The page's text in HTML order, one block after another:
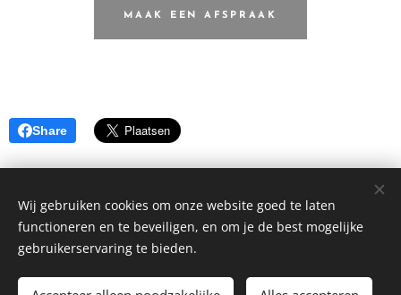
MAAK EEN AFSPRAAK
Share
Hofstraat 25 8261 BW Kampen
Alle rechten voorbehouden 2019
Wij gebruiken cookies om onze website goed te laten
functioneren en te beveiligen, en om je de best mogelijke
gebruikerservaring te bieden.